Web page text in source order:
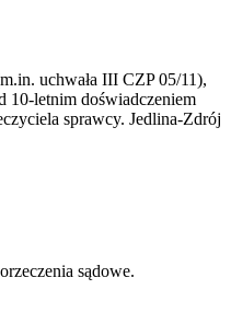
uchwała III CZP 05/11),
10-letnim doświadczeniem
sprawcy. Jedlina-Zdrój
sądowe.